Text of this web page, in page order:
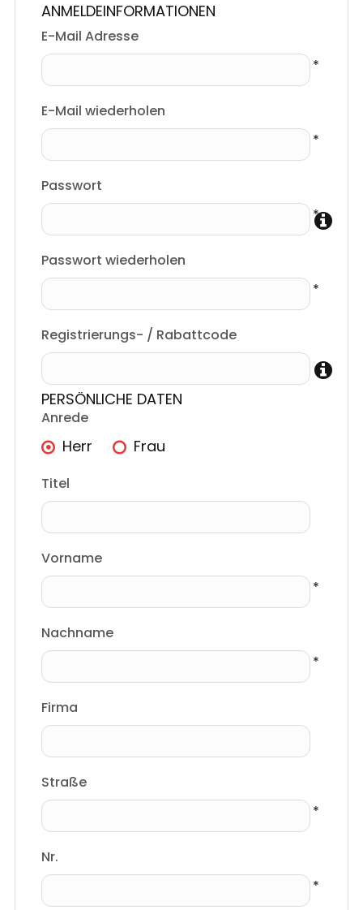
ANMELDEINFORMATIONEN
E-Mail Adresse
E-Mail wiederholen
Passwort
Passwort wiederholen
Registrierungs- / Rabattcode
PERSÖNLICHE DATEN
Anrede
Herr Frau
Titel
Vorname
Nachname
Firma
Straße
Nr.